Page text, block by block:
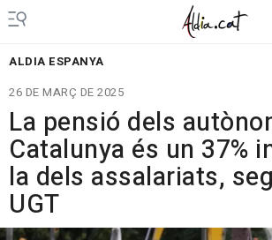
ALDIA ESPANYA
26 DE MARÇ DE 2025
La pensió dels
Catalunya és un 37%
la dels assalariats,
UGT